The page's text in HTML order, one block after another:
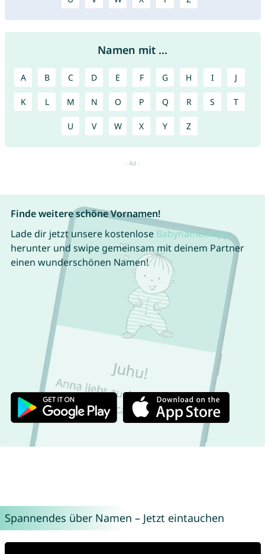
Namen mit ...
A B C D E F G H I J
K L M N O P Q R S T
U V W X Y Z
Finde weitere schöne Vornamen!
Lade dir jetzt unsere kostenlose Babynamen App
herunter und swipe gemeinsam mit deinem Partner
einen wunderschönen Namen!
Spannendes über Namen – Jetzt eintauchen